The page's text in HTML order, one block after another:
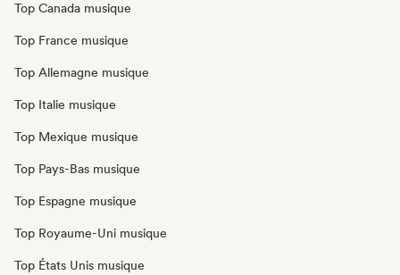
Top Canada musique
Top France musique
Top Allemagne musique
Top Italie musique
Top Mexique musique
Top Pays-Bas musique
Top Espagne musique
Top Royaume-Uni musique
Top États Unis musique